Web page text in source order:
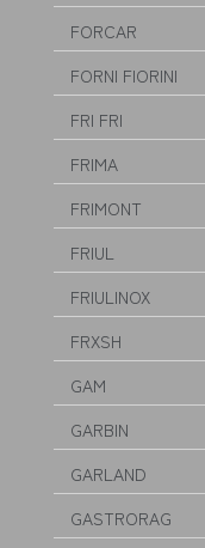
FORCAR
FORNI FIORINI
FRI FRI
FRIMA
FRIMONT
FRIUL
FRIULINOX
FRXSH
GAM
GARBIN
GARLAND
GASTRORAG